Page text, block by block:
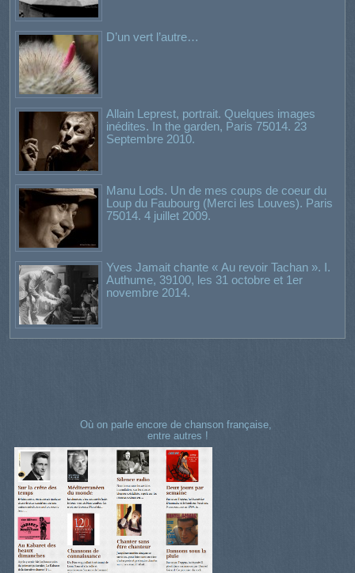
D’un vert l’autre…
Allain Leprest, portrait. Quelques images
inédites. In the garden, Paris 75014. 23
Septembre 2010.
Manu Lods. Un de mes coups de coeur du
Loup du Faubourg (Merci les Louves). Paris
75014. 4 juillet 2009.
Yves Jamait chante « Au revoir Tachan ». I.
Authume, 39100, les 31 octobre et 1er
novembre 2014.
Où on parle encore de chanson française,
entre autres !